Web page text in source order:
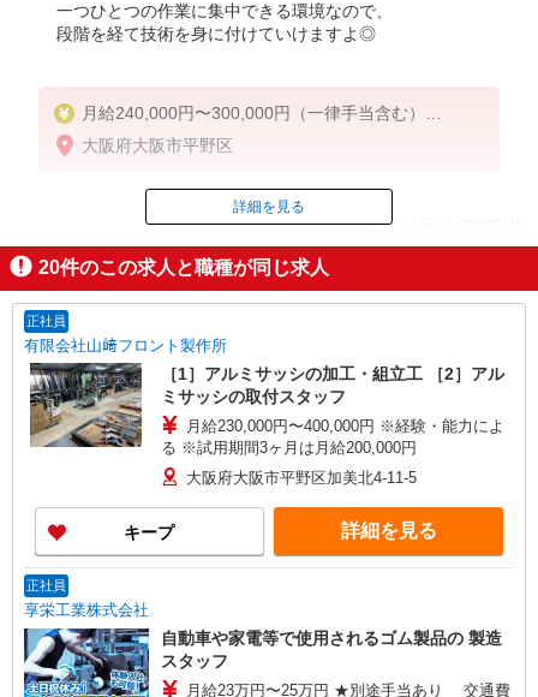
一つひとつの作業に集中できる環境なので、
段階を経て技術を身に付けていけますよ◎
月給240,000円〜300,000円（一律手当含む）
※経験者の方は上記給与以上も相談可
大阪府大阪市平野区
ID：AE0707892248
掲載期間終了
詳細を見る
20件のこの求人と職種が同じ求人
正社員
有限会社山﨑フロント製作所
［1］アルミサッシの加工・組立工 ［2］アル
ミサッシの取付スタッフ
月給230,000円〜400,000円 ※経験・能力によ
る ※試用期間3ヶ月は月給200,000円
大阪府大阪市平野区加美北4-11-5
キープ 詳細を見る
正社員
享栄工業株式会社
自動車や家電等で使用されるゴム製品の 製造
スタッフ
月給23万円〜25万円 ★別途手当あり 交通費